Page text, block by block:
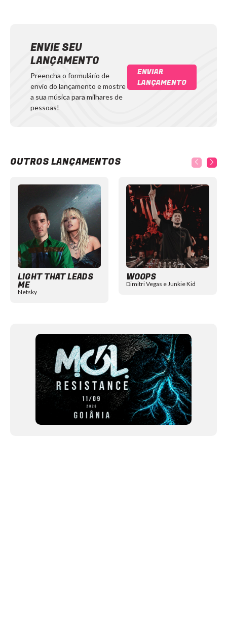
ENVIE SEU
LANÇAMENTO
Preencha o formulário de
envio do lançamento e mostre
a sua música para milhares de
pessoas!
ENVIAR
LANÇAMENTO
OUTROS LANÇAMENTOS
LIGHT THAT LEADS
ME
Netsky
WOOPS
Dimitri Vegas e Junkie Kid